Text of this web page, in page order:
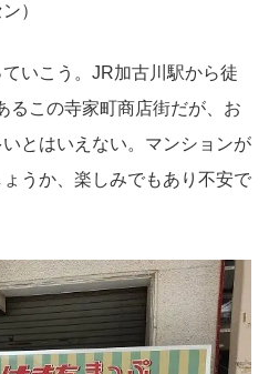
）
いこう。JR加古川駅から徒
るこの寺家町商店街だが、お
とはいえない。マンションが
うか、楽しみでもあり不安で